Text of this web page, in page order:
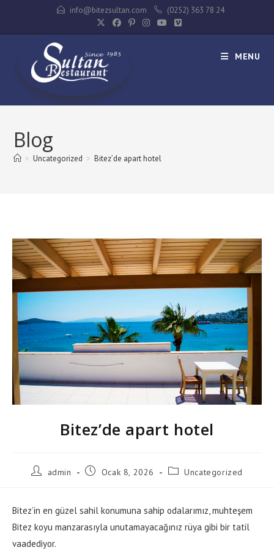
content
info@bitezsultan.com (0252) 363 78 24
MENU
Blog
> Uncategorized > Bitez’de apart hotel
Bitez’de apart hotel
Post admin
Post Ocak 8, 2026
PostUncategorized
Bitez’in en güzel sahil konumuna sahip odalarımız, muhteşem
Bitez koyu manzarasıyla unutamayacağınız rüya gibi bir tatil
vaadediyor.